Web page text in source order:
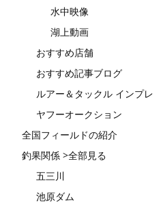
水中映像
湖上動画
おすすめ店舗
おすすめ記事ブログ
ルアー＆タックル インプレ
ヤフーオークション
全国フィールドの紹介
釣果関係 >全部見る
五三川
池原ダム